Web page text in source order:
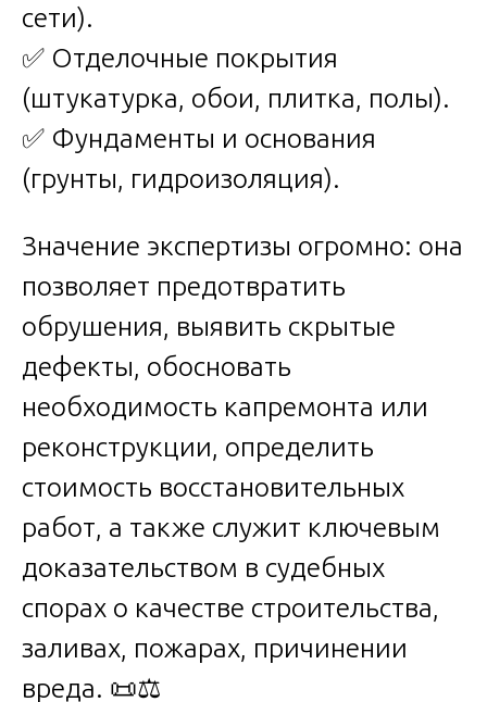
сети).
✅ Отделочные покрытия
(штукатурка, обои, плитка, полы).
✅ Фундаменты и основания
(грунты, гидроизоляция).
Значение экспертизы огромно: она
позволяет предотвратить
обрушения, выявить скрытые
дефекты, обосновать
необходимость капремонта или
реконструкции, определить
стоимость восстановительных
работ, а также служит ключевым
доказательством в судебных
спорах о качестве строительства,
заливах, пожарах, причинении
вреда. 📜⚖️